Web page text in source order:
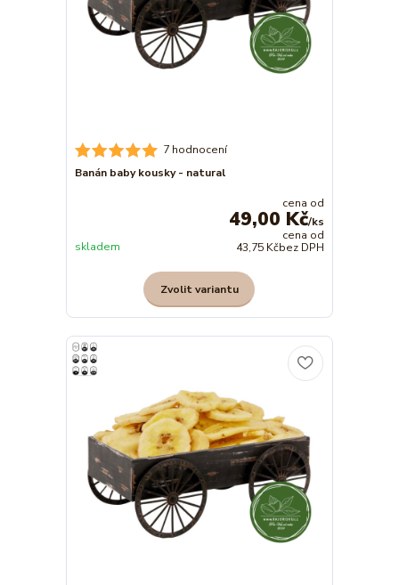
7 hodnocení
Banán baby kousky - natural
cena od
49,00 Kč/ks
cena od
43,75 Kčbez DPH
skladem
Zvolit variantu